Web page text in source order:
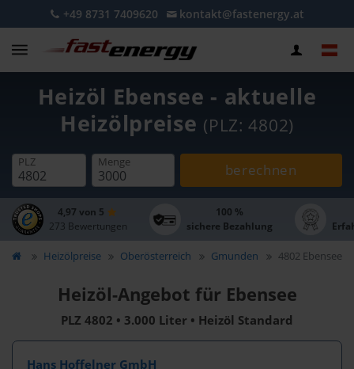
+49 8731 7409620 kontakt@fastenergy.at
Heizöl Ebensee - aktuelle
Heizölpreise (PLZ: 4802)
PLZ Menge berechnen
4,97 von 5
273 Bewertungen
100 %
sichere Bezahlung
Heizölpreise Oberösterreich Gmunden 4802 Ebensee
Heizöl-Angebot für Ebensee
PLZ 4802 • 3.000 Liter • Heizöl Standard
Hans Hoffelner GmbH